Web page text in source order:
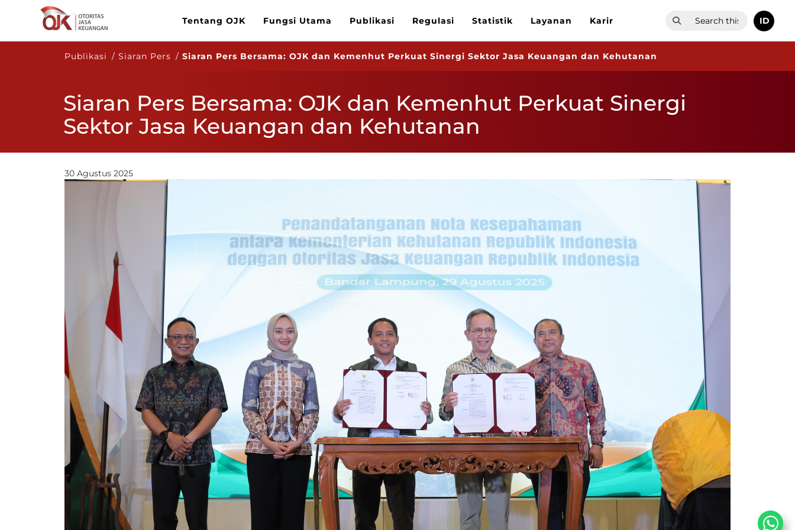
Tentang OJK Fungsi Utama Publikasi Regulasi Statistik Layanan Karir ID
Publikasi / Siaran Pers /Siaran Pers Bersama: OJK dan Kemenhut Perkuat Sinergi Sektor Jasa Keuangan dan Kehutanan
Siaran Pers Bersama: OJK dan Kemenhut Perkuat Sinergi
Sektor Jasa Keuangan dan Kehutanan
30 Agustus 2025